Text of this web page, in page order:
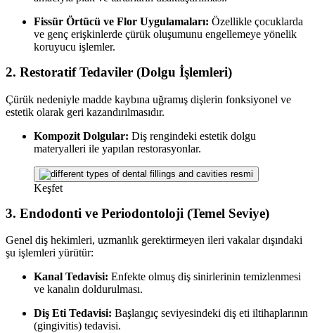
Fissür Örtücü ve Flor Uygulamaları: Özellikle çocuklarda
ve genç erişkinlerde çürük oluşumunu engellemeye yönelik
koruyucu işlemler.
2. Restoratif Tedaviler (Dolgu İşlemleri)
Çürük nedeniyle madde kaybına uğramış dişlerin fonksiyonel ve
estetik olarak geri kazandırılmasıdır.
Kompozit Dolgular: Diş rengindeki estetik dolgu
materyalleri ile yapılan restorasyonlar.
Keşfet
3. Endodonti ve Periodontoloji (Temel Seviye)
Genel diş hekimleri, uzmanlık gerektirmeyen ileri vakalar dışındaki
şu işlemleri yürütür:
Kanal Tedavisi: Enfekte olmuş diş sinirlerinin temizlenmesi
ve kanalın doldurulması.
Diş Eti Tedavisi: Başlangıç seviyesindeki diş eti iltihaplarının
(gingivitis) tedavisi.